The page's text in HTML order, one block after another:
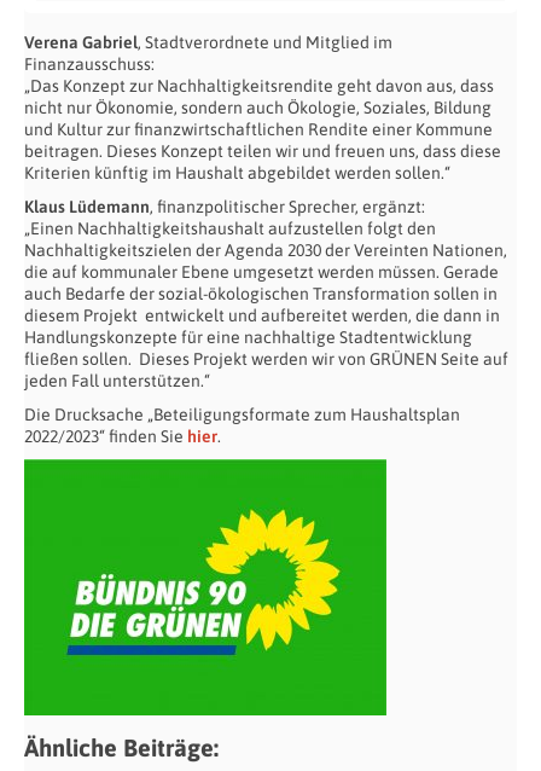
Verena Gabriel, Stadtverordnete und Mitglied im
Finanzausschuss:
„Das Konzept zur Nachhaltigkeitsrendite geht davon aus, dass
nicht nur Ökonomie, sondern auch Ökologie, Soziales, Bildung
und Kultur zur finanzwirtschaftlichen Rendite einer Kommune
beitragen. Dieses Konzept teilen wir und freuen uns, dass diese
Kriterien künftig im Haushalt abgebildet werden sollen.“
Klaus Lüdemann, finanzpolitischer Sprecher, ergänzt:
„Einen Nachhaltigkeitshaushalt aufzustellen folgt den
Nachhaltigkeitszielen der Agenda 2030 der Vereinten Nationen,
die auf kommunaler Ebene umgesetzt werden müssen. Gerade
auch Bedarfe der sozial-ökologischen Transformation sollen in
diesem Projekt entwickelt und aufbereitet werden, die dann in
Handlungskonzepte für eine nachhaltige Stadtentwicklung
fließen sollen. Dieses Projekt werden wir von GRÜNEN Seite auf
jeden Fall unterstützen.“
Die Drucksache „Beteiligungsformate zum Haushaltsplan
2022/2023“ finden Sie hier.
Ähnliche Beiträge: